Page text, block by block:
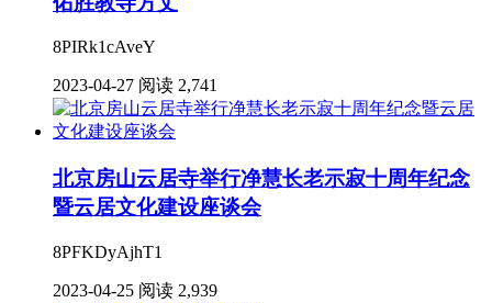
8PIRk1cAveY
2023-04-27 阅读 2,741
北京房山云居寺举行净慧长老示寂十周年纪念
暨云居文化建设座谈会
8PFKDyAjhT1
2023-04-25 阅读 2,939